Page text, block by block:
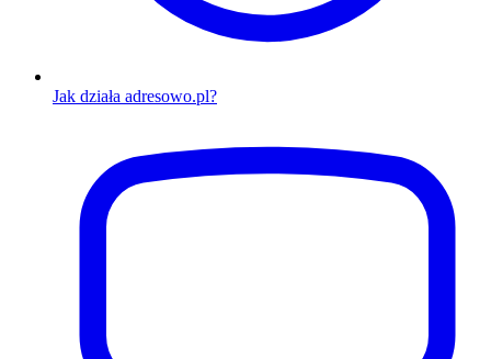
Jak działa adresowo.pl?